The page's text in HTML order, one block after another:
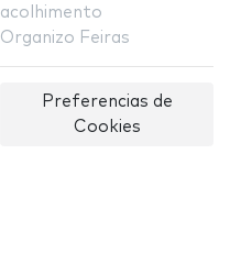
acolhimento
Organizo Feiras
Preferencias de
Cookies